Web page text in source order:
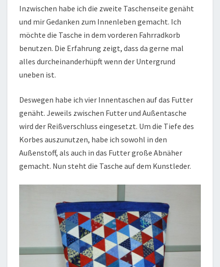
Inzwischen habe ich die zweite Taschenseite genäht
und mir Gedanken zum Innenleben gemacht. Ich
möchte die Tasche in dem vorderen Fahrradkorb
benutzen. Die Erfahrung zeigt, dass da gerne mal
alles durcheinanderhüpft wenn der Untergrund
uneben ist.
Deswegen habe ich vier Innentaschen auf das Futter
genäht. Jeweils zwischen Futter und Außentasche
wird der Reißverschluss eingesetzt. Um die Tiefe des
Korbes auszunutzen, habe ich sowohl in den
Außenstoff, als auch in das Futter große Abnäher
gemacht. Nun steht die Tasche auf dem Kunstleder.